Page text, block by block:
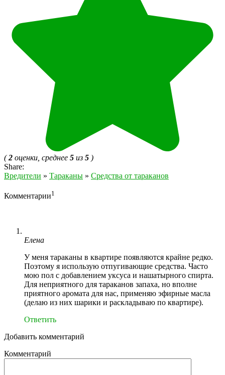
(2 оценки, среднее 5 из 5 )
Share:
Вредители » Тараканы » Средства от тараканов
Комментарии1
Елена
У меня тараканы в квартире появляются крайне редко.
Поэтому я использую отпугивающие средства. Часто
мою пол с добавлением уксуса и нашатырного спирта.
Для неприятного для тараканов запаха, но вполне
приятного аромата для нас, применяю эфирные масла
(делаю из них шарики и раскладываю по квартире).
Ответить
Добавить комментарий
Комментарий